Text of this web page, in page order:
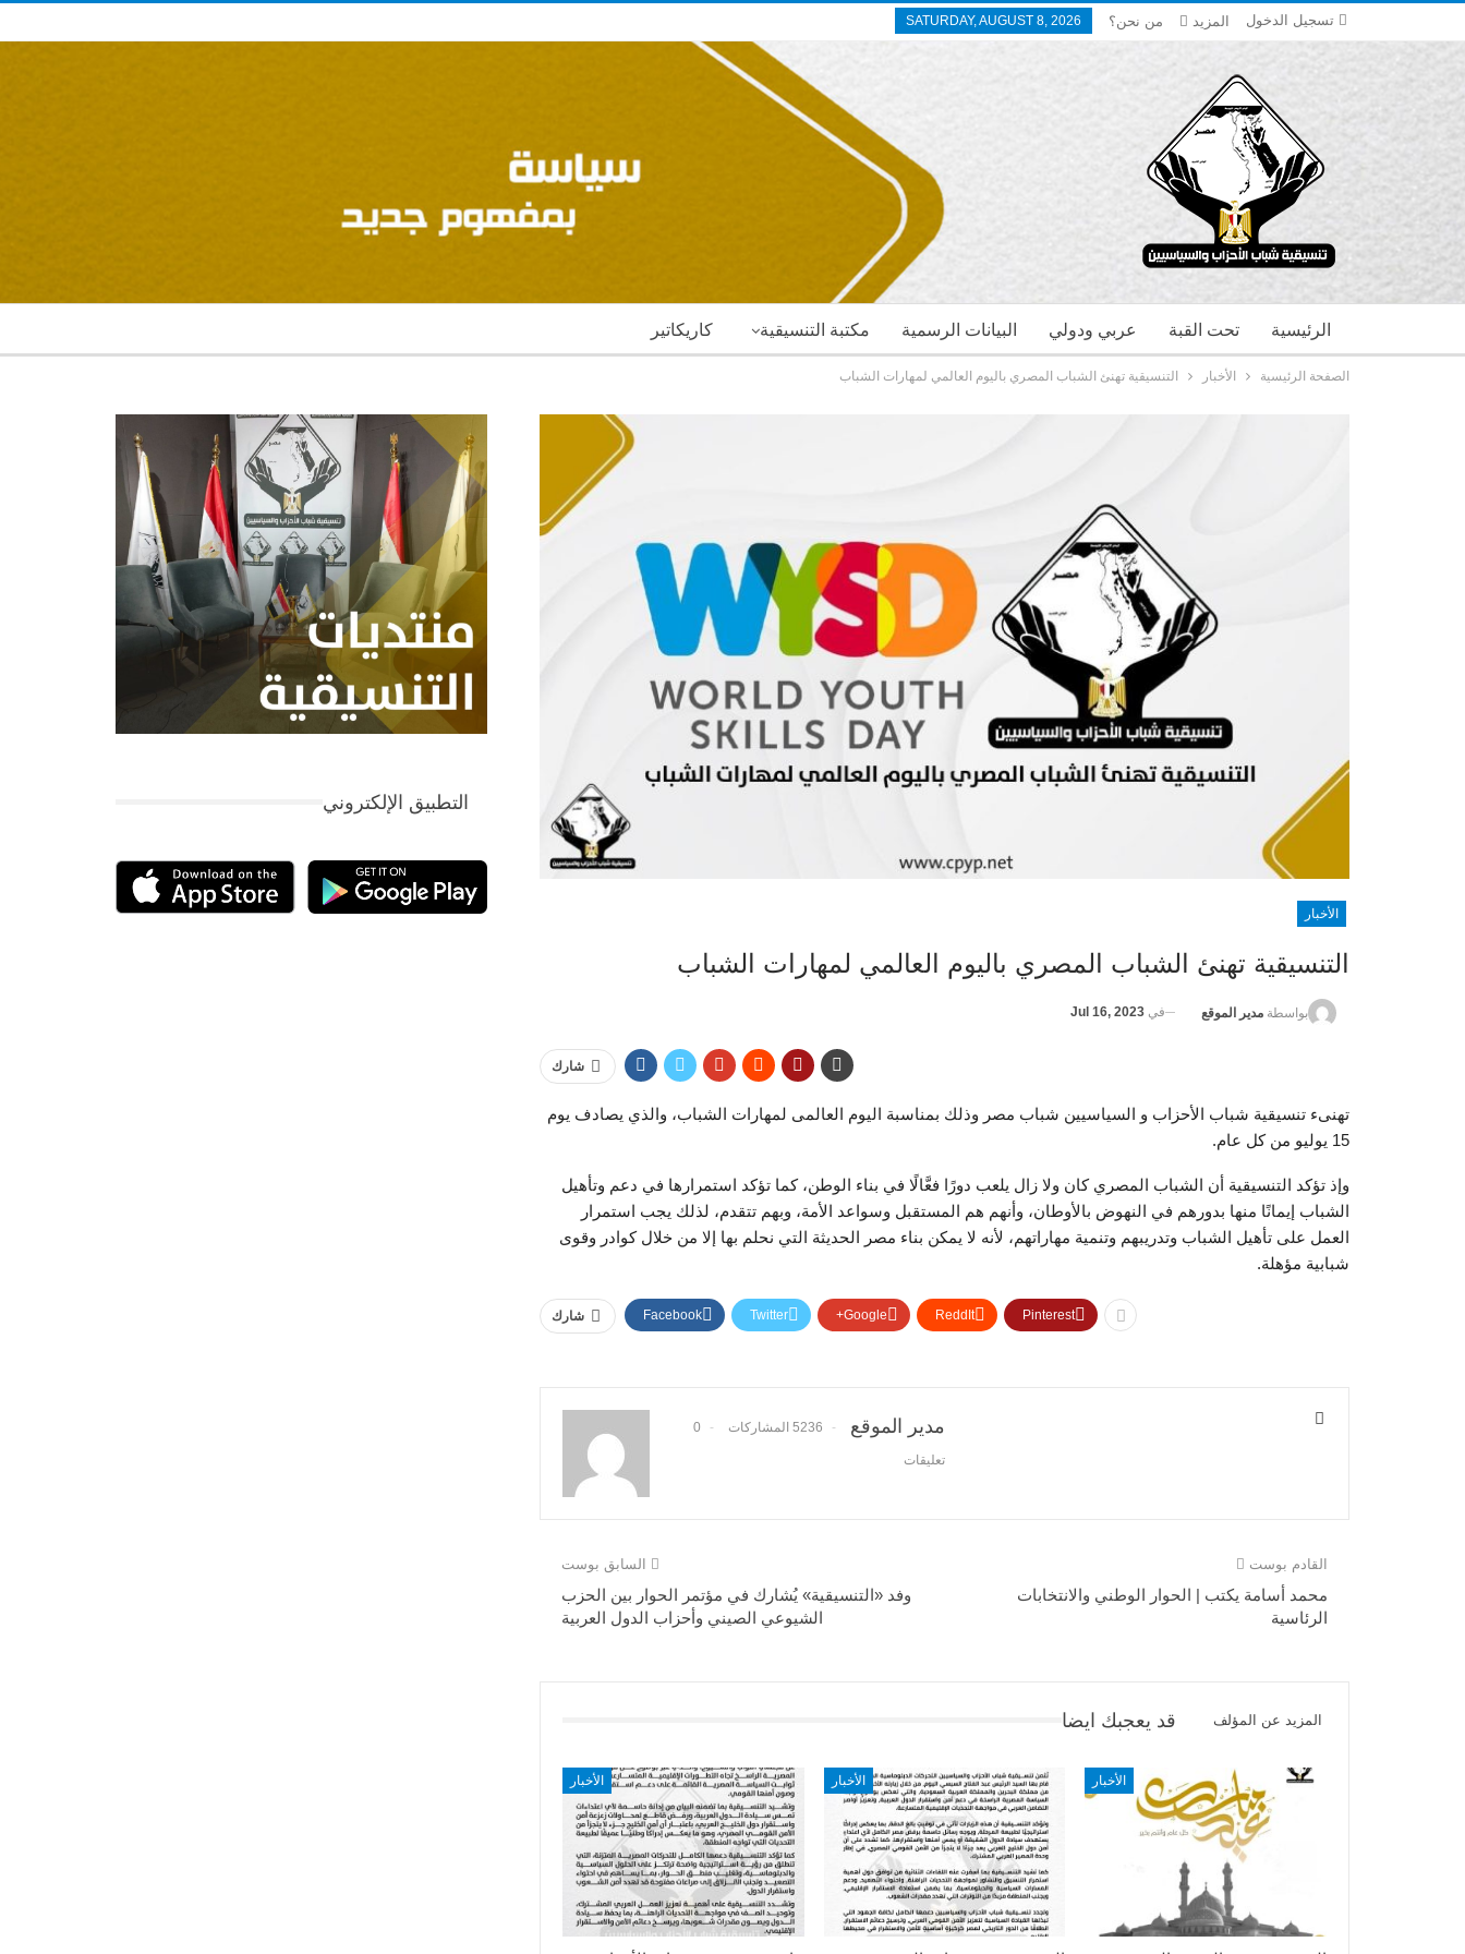
تسجيل الدخول SATURDAY, AUGUST 8, 2026 من نحن؟ المزيد
كاريكاتير مكتبة التنسيقية البيانات الرسمية عربي ودولي تحت القبة الرئيسية
الصفحة الرئيسية الأخبار التنسيقية تهنئ الشباب المصري باليوم العالمي لمهارات الشباب
الأخبار
التنسيقية تهنئ الشباب المصري باليوم العالمي لمهارات الشباب
بواسطة مدير الموقع في Jul 16, 2023
شارك
تهنىء تنسيقية شباب الأحزاب و السياسيين شباب مصر وذلك بمناسبة اليوم العالمى لمهارات الشباب، والذي يصادف يوم
15 يوليو من كل عام.
وإذ تؤكد التنسيقية أن الشباب المصري كان ولا زال يلعب دورًا فعَّالًا في بناء الوطن، كما تؤكد استمرارها في دعم وتأهيل
الشباب إيمانًا منها بدورهم في النهوض بالأوطان، وأنهم هم المستقبل وسواعد الأمة، وبهم تتقدم، لذلك يجب استمرار
العمل على تأهيل الشباب وتدريبهم وتنمية مهاراتهم، لأنه لا يمكن بناء مصر الحديثة التي نحلم بها إلا من خلال كوادر وقوى
شبابية مؤهلة.
شارك Facebook Twitter Google+ ReddIt Pinterest
مدير الموقع 5236 المشاركات 0
تعليقات
السابق بوست
وفد «التنسيقية» يُشارك في مؤتمر الحوار بين الحزب
الشيوعي الصيني وأحزاب الدول العربية
القادم بوست
محمد أسامة يكتب | الحوار الوطني والانتخابات
الرئاسية
قد يعجبك ايضا المزيد عن المؤلف
الأخبار الأخبار الأخبار
التطبيق الإلكتروني